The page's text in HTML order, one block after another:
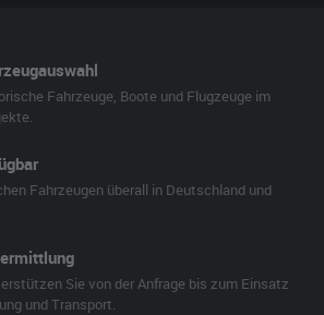
Fahrzeuge, Boote und Flugzeuge im
Fahrzeugen überall in Deutschland und
Sie von der Anfrage bis zum Einsatz
und Transport.